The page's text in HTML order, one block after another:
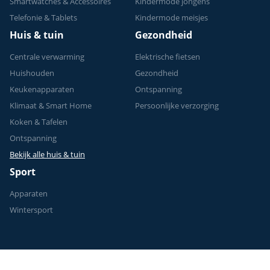
Telefonie & Tablets
Kindermode meisjes
Huis & tuin
Centrale verwarming
Huishouden
Keukenapparaten
Klimaat & Smart Home
Koken & Tafelen
Ontspanning
Bekijk alle huis & tuin
Gezondheid
Elektrische fietsen
Gezondheid
Ontspanning
Persoonlijke verzorging
Sport
Apparaten
Wintersport